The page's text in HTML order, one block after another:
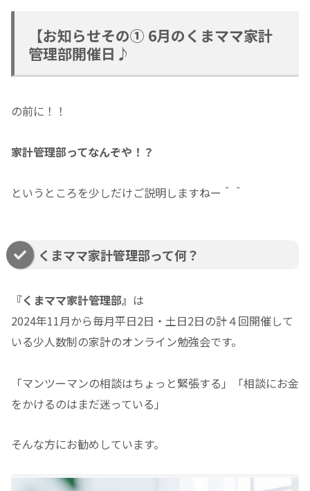
【お知らせその① 6月のくまママ家計
管理部開催日♪
の前に！！
家計管理部ってなんぞや！？
というところを少しだけご説明しますねー＾＾
くまママ家計管理部って何？
『くまママ家計管理部』 は
2024年11月から毎月平日2日・土日2日の計４回開催して
いる少人数制の家計のオンライン勉強会です。
「マンツーマンの相談はちょっと緊張する」「相談にお金
をかけるのはまだ迷っている」
そんな方にお勧めしています。